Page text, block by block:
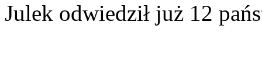
Julek odwiedził już 12